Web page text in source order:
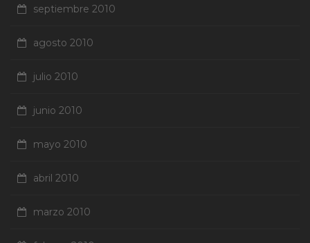
septiembre 2010
agosto 2010
julio 2010
junio 2010
mayo 2010
abril 2010
marzo 2010